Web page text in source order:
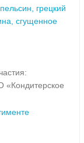
грецкий
сгущенное